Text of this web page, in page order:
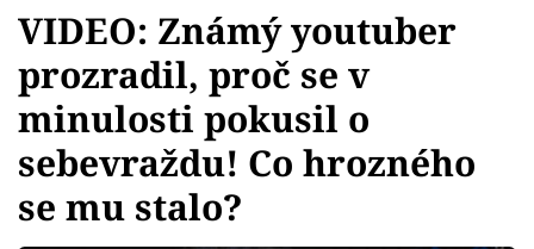
Témata
Showbyznys
Youtubeři
VIDEO: Známý youtuber
prozradil, proč se v
minulosti pokusil o
sebevraždu! Co hrozného
se mu stalo?